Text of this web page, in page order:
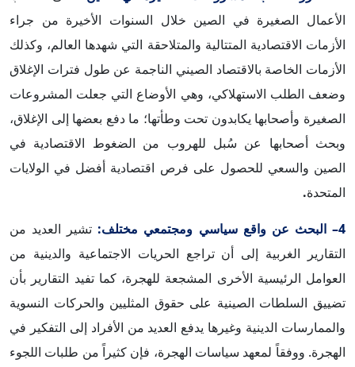
الأعمال الصغيرة في الصين خلال السنوات الأخيرة من جراء
الأزمات الاقتصادية المتتالية والمتلاحقة التي شهدها العالم، وكذلك
الأزمات الخاصة بالاقتصاد الصيني الناجمة عن طول فترات الإغلاق
وضعف الطلب الاستهلاكي، وهي الأوضاع التي جعلت المشروعات
الصغيرة وأصحابها يكابدون تحت وطأتها؛ ما دفع بعضها إلى الإغلاق،
وبحث أصحابها عن سُبل للهروب من الضغوط الاقتصادية في
الصين والسعي للحصول على فرص اقتصادية أفضل في الولايات
المتحدة.
4– البحث عن واقع سياسي ومجتمعي مختلف:
تشير العديد من
التقارير الغربية إلى أن تراجع الحريات الاجتماعية والدينية من
العوامل الرئيسية الأخرى المشجعة للهجرة، كما تفيد التقارير بأن
تضييق السلطات الصينية على حقوق المثليين والحركات النسوية
والممارسات الدينية وغيرها يدفع العديد من الأفراد إلى التفكير في
الهجرة. ووفقاً لمعهد سياسات الهجرة، فإن كثيراً من طلبات اللجوء